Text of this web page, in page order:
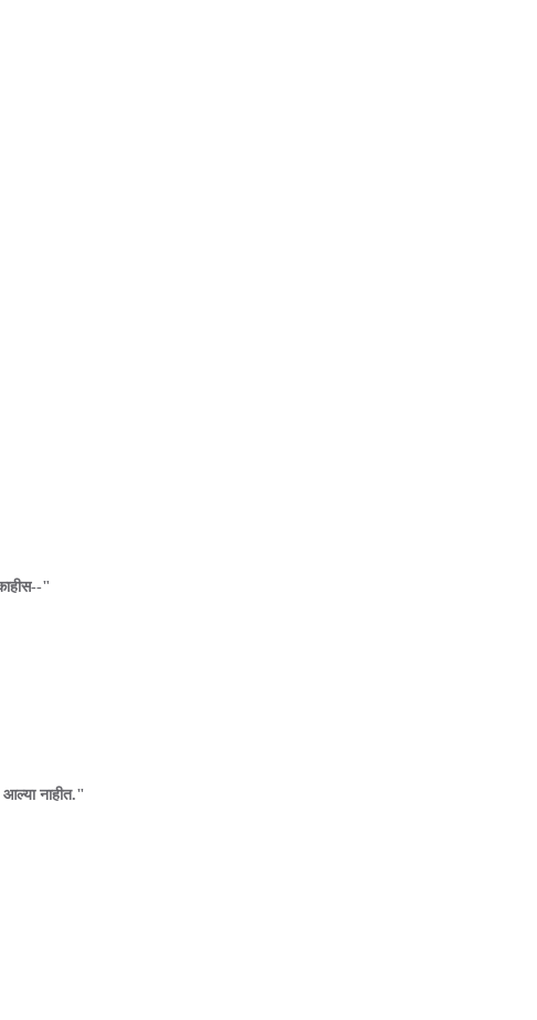
"
नाहीत."